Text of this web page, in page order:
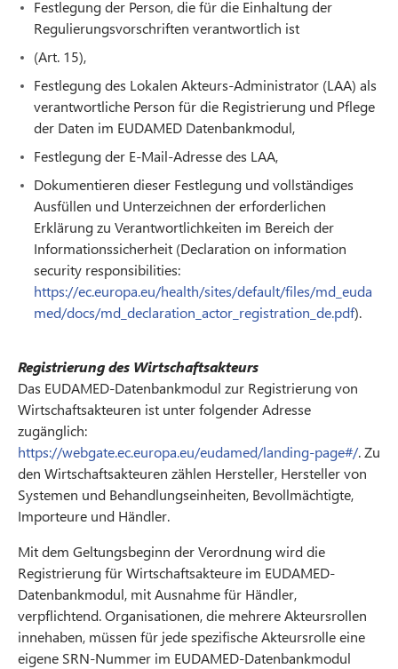
Festlegung der Person, die für die Einhaltung der
Regulierungsvorschriften verantwortlich ist
(Art. 15),
Festlegung des Lokalen Akteurs-Administrator (LAA) als
verantwortliche Person für die Registrierung und Pflege
der Daten im EUDAMED Datenbankmodul,
Festlegung der E-Mail-Adresse des LAA,
Dokumentieren dieser Festlegung und vollständiges
Ausfüllen und Unterzeichnen der erforderlichen
Erklärung zu Verantwortlichkeiten im Bereich der
Informationssicherheit (Declaration on information
security responsibilities:
https://ec.europa.eu/health/sites/default/files/md_euda
med/docs/md_declaration_actor_registration_de.pdf).
Registrierung des Wirtschaftsakteurs
Das EUDAMED-Datenbankmodul zur Registrierung von
Wirtschaftsakteuren ist unter folgender Adresse
zugänglich:
https://webgate.ec.europa.eu/eudamed/landing-page#/. Zu
den Wirtschaftsakteuren zählen Hersteller, Hersteller von
Systemen und Behandlungseinheiten, Bevollmächtigte,
Importeure und Händler.
Mit dem Geltungsbeginn der Verordnung wird die
Registrierung für Wirtschaftsakteure im EUDAMED-
Datenbankmodul, mit Ausnahme für Händler,
verpflichtend. Organisationen, die mehrere Akteursrollen
innehaben, müssen für jede spezifische Akteursrolle eine
eigene SRN-Nummer im EUDAMED-Datenbankmodul